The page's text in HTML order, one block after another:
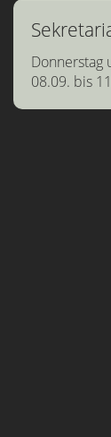
Donnerstag
08.09. bis